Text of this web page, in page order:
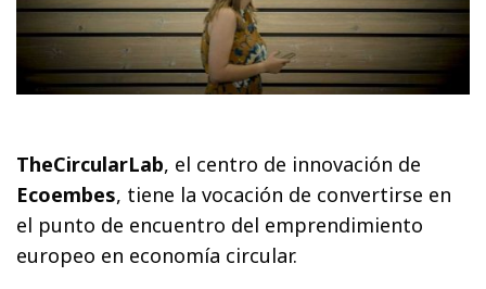
TheCircularLab, el centro de innovación de
Ecoembes, tiene la vocación de convertirse en
el punto de encuentro del emprendimiento
europeo en economía circular.